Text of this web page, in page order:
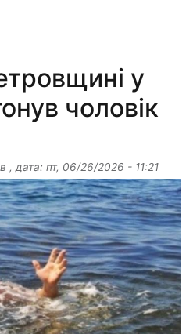
у
чоловік
, дата: пт, 06/26/2026 - 11:21